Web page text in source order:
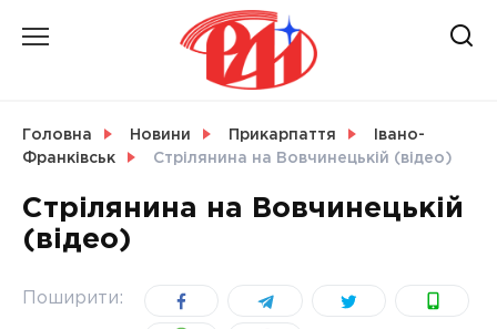
УКРАЇНА
Головна Новини Прикарпаття
Івано-
Франківськ
Стрілянина на Вовчинецькій (відео)
Стрілянина на Вовчинецькій
(відео)
Поширити: